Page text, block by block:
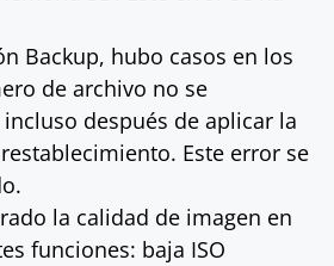
Backup, hubo casos en los
de archivo no se
después de aplicar la
Este error se
la calidad de imagen en
funciones: baja ISO